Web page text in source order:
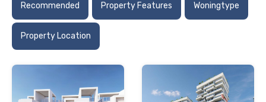
Recommended Property Features Woningtype
Property Location